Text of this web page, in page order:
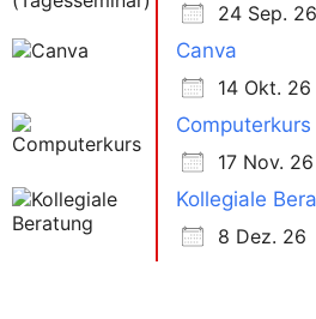
24 Sep. 26
Canva
14 Okt. 26
Computerkurs
17 Nov. 26
Kollegiale
8 Dez. 26